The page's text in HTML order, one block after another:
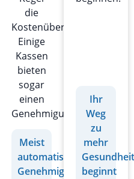
die
Kostenübernahme.
Einige
Kassen
bieten
sogar
einen
Genehmigungsverzicht.
Meist
automatische
Genehmigung
Ihr
Weg
zu
mehr
Gesundheit
beginnt